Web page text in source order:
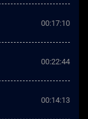
00:17:10
00:22:44
00:14:13